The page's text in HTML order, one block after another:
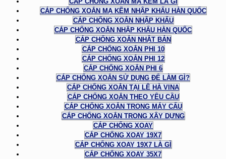
CÁP CHỐNG XOẮN MẠ KẼM NHẬP KHẨU HÀN QUỐC
CÁP CHỐNG XOẮN NHẬP KHẨU
CÁP CHỐNG XOẮN NHẬP KHẨU HÀN QUỐC
CÁP CHỐNG XOẮN NHẬT BẢN
CÁP CHỐNG XOẮN PHI 10
CÁP CHỐNG XOẮN PHI 12
CÁP CHỐNG XOẮN PHI 6
CÁP CHỐNG XOẮN SỬ DỤNG ĐỂ LÀM GÌ?
CÁP CHỐNG XOẮN TẠI LÊ HÀ VINA
CÁP CHỐNG XOẮN THEO YÊU CẦU
CÁP CHỐNG XOẮN TRONG MÁY CẨU
CÁP CHỐNG XOẮN TRONG XÂY DỰNG
CÁP CHỐNG XOAY
CÁP CHỐNG XOAY 19X7
CÁP CHỐNG XOAY 19X7 LÀ GÌ
CÁP CHỐNG XOAY 35X7